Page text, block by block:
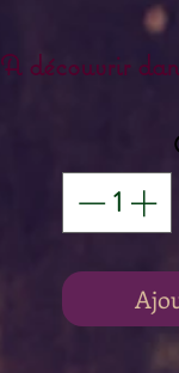
A découvrir